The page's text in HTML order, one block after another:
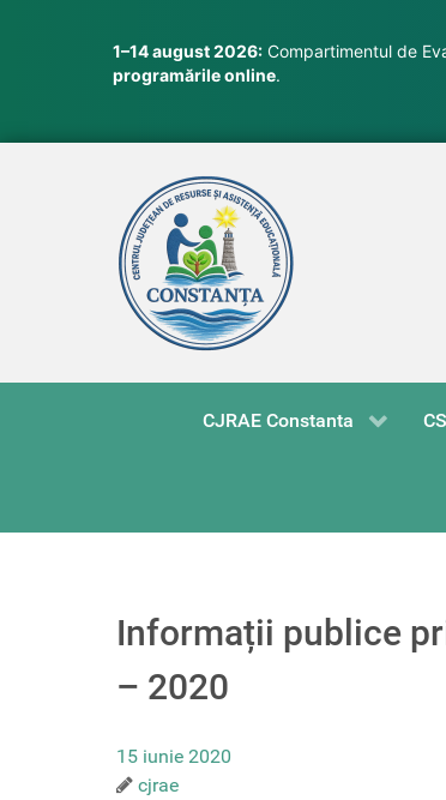
1–14 august 2026: Compartimentul de
programările online.
CJRAE Constanta
Informații publice
– 2020
15 iunie 2020
cjrae